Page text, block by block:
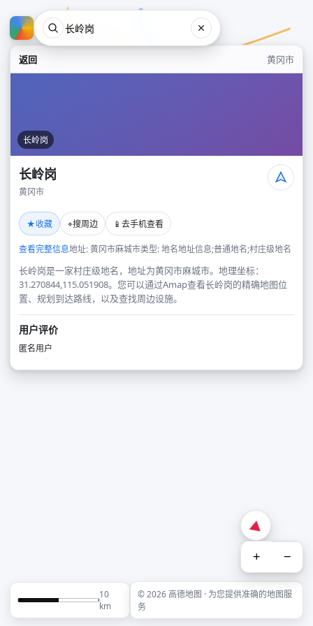
返回 黄冈市
长岭岗
长岭岗
黄冈市
★收藏 ⌖搜周边 📱 去手机查看
查看完整信息地址: 黄冈市麻城市类型: 地名地址信息;普通地名;村庄级地名
长岭岗是一家村庄级地名，地址为黄冈市麻城市。地理坐标：
31.270844,115.051908。您可以通过Amap查看长岭岗的精确地图位
置、规划到达路线，以及查找周边设施。
用户评价
匿名用户
+ −
10
km
© 2026 高德地图 · 为您提供准确的地图服
务